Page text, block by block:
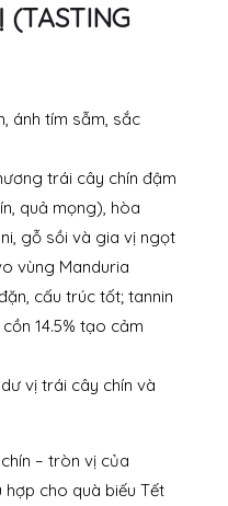
(TASTING
ánh tím sẫm, sắc
trái cây chín đậm
quả mọng), hòa
gỗ sồi và gia vị ngọt
vùng Manduria
cấu trúc tốt; tannin
14.5% tạo cảm
vị trái cây chín và
– tròn vị của
cho quà biếu Tết